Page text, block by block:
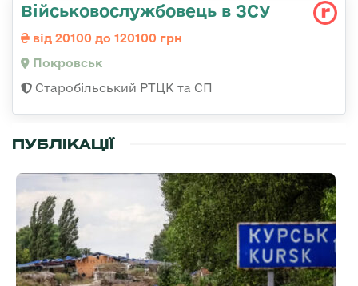
Військовослужбовець в ЗСУ
від 20100 до 120100 грн
Покровськ
Старобільський РТЦК та СП
ПУБЛІКАЦІЇ